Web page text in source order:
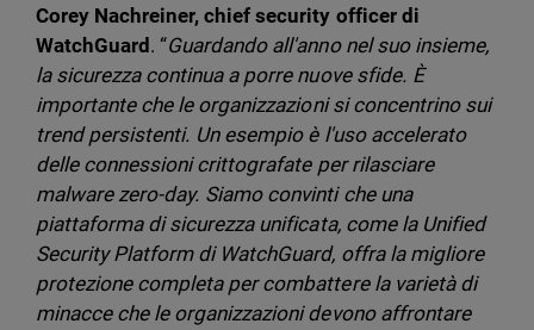
Corey Nachreiner, chief security officer di
WatchGuard . “Guardando all'anno nel suo insieme,
la sicurezza continua a porre nuove sfide. È
importante che le organizzazioni si concentrino sui
trend persistenti. Un esempio è l'uso accelerato
delle connessioni crittografate per rilasciare
malware zero-day. Siamo convinti che una
piattaforma di sicurezza unificata, come la Unified
Security Platform di WatchGuard, offra la migliore
protezione completa per combattere la varietà di
minacce che le organizzazioni devono affrontare